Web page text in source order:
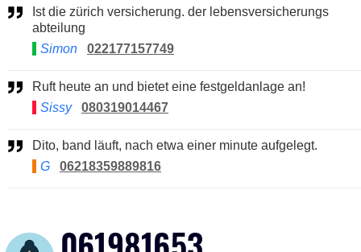
abteilung
Simon
022177157749
Ruft heute an und bietet eine festgeldanlage an!
Sissy
080319014467
Dito, band läuft, nach etwa einer minute aufgelegt.
G
06218359889816